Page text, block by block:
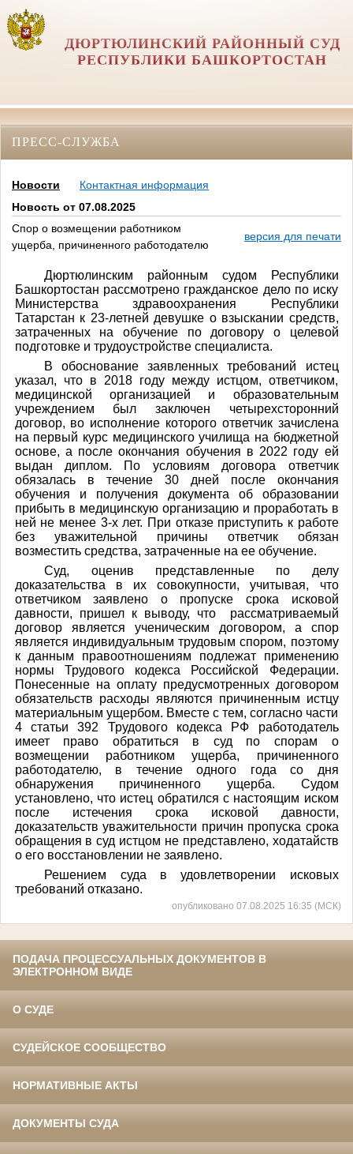
ДЮРТЮЛИНСКИЙ РАЙОННЫЙ СУД
РЕСПУБЛИКИ БАШКОРТОСТАН
ПРЕСС-СЛУЖБА
Новости
Контактная информация
Новость от 07.08.2025
Спор о возмещении работником
ущерба, причиненного работодателю
версия для печати
Дюртюлинским районным судом Республики
Башкортостан рассмотрено гражданское дело по иску
Министерства здравоохранения Республики
Татарстан к 23-летней девушке о взыскании средств,
затраченных на обучение по договору о целевой
подготовке и трудоустройстве специалиста.
В обоснование заявленных требований истец
указал, что в 2018 году между истцом, ответчиком,
медицинской организацией и образовательным
учреждением был заключен четырехсторонний
договор, во исполнение которого ответчик зачислена
на первый курс медицинского училища на бюджетной
основе, а после окончания обучения в 2022 году ей
выдан диплом. По условиям договора ответчик
обязалась в течение 30 дней после окончания
обучения и получения документа об образовании
прибыть в медицинскую организацию и проработать в
ней не менее 3-х лет. При отказе приступить к работе
без уважительной причины ответчик обязан
возместить средства, затраченные на ее обучение.
Суд, оценив представленные по делу
доказательства в их совокупности, учитывая, что
ответчиком заявлено о пропуске срока исковой
давности, пришел к выводу, что рассматриваемый
договор является ученическим договором, а спор
является индивидуальным трудовым спором, поэтому
к данным правоотношениям подлежат применению
нормы Трудового кодекса Российской Федерации.
Понесенные на оплату предусмотренных договором
обязательств расходы являются причиненным истцу
материальным ущербом. Вместе с тем, согласно части
4 статьи 392 Трудового кодекса РФ работодатель
имеет право обратиться в суд по спорам о
возмещении работником ущерба, причиненного
работодателю, в течение одного года со дня
обнаружения причиненного ущерба. Судом
установлено, что истец обратился с настоящим иском
после истечения срока исковой давности,
доказательств уважительности причин пропуска срока
обращения в суд истцом не представлено, ходатайств
о его восстановлении не заявлено.
Решением суда в удовлетворении исковых
требований отказано.
опубликовано 07.08.2025 16:35 (МСК)
ПОДАЧА ПРОЦЕССУАЛЬНЫХ ДОКУМЕНТОВ В
ЭЛЕКТРОННОМ ВИДЕ
О СУДЕ
СУДЕЙСКОЕ СООБЩЕСТВО
НОРМАТИВНЫЕ АКТЫ
ДОКУМЕНТЫ СУДА